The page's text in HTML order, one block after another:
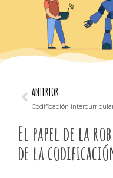
ANTERIOR
El papel de la
de la